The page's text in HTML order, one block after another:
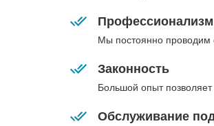
Профессионализм
Мы постоянно проводим
Законность
Большой опыт
Обслуживание